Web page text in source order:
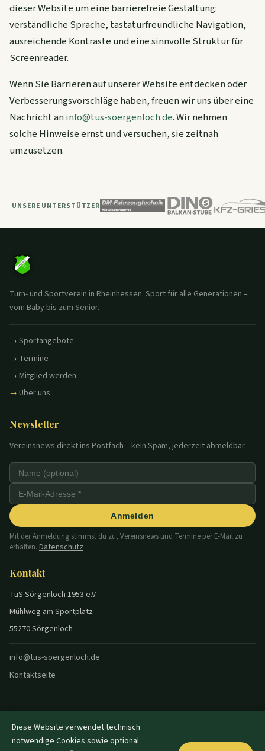
dieser Website um eine barrierefreie Gestaltung:
verständliche Sprache, tastaturfreundliche Navigation,
ausreichende Kontraste und eine sinnvolle Struktur für
Screenreader.
Wenn Sie Barrieren auf unserer Website entdecken oder
Verbesserungsvorschläge haben, freuen wir uns über eine
Nachricht aninfo@tus-soergenloch.de. Wir nehmen
solche Hinweise ernst und versuchen, sie zeitnah
umzusetzen.
UNSERE UNTERSTÜTZER
Turn- und Sportverein in Rheinhessen. Sport für alle Generationen –
vom Baby bis zum Senior.
Sportangebote
Termine
Mitglied werden
Über uns
Newsletter
Vereinsnews direkt ins Postfach – kein Spam, jederzeit abmeldbar.
Anmelden
Mit der Anmeldung stimmst du zu, Vereinsnews und Termine per E-Mail zu
erhalten. Datenschutz
Kontakt
TuS Sörgenloch 1953 e.V.
Mühlweg am Sportplatz
55270 Sörgenloch
info@tus-soergenloch.de
Kontaktseite
© 2026 TuS Sörgenloch — Alle Rechte vorbehalten.
Dunkel|Datenschutz|Impressum Disclaimer|Login
Diese Website verwendet technisch
notwendige Cookies sowie optional